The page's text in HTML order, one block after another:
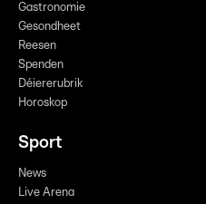
Gastronomie
Gesondheet
Reesen
Spenden
Déiererubrik
Horoskop
Sport
News
Live Arena